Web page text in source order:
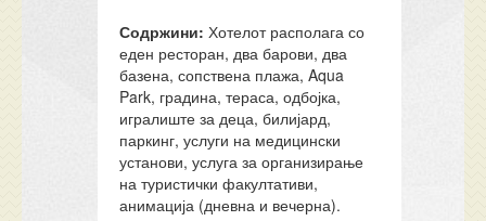
Содржини:Хотелот располага со
еден ресторан, два барови, два
базена, сопствена плажа, Aqua
Park, градина, тераса, одбојка,
игралиште за деца, билијард,
паркинг, услуги на медицински
установи, услуга за организирање
на туристички факултативи,
анимација (дневна и вечерна).